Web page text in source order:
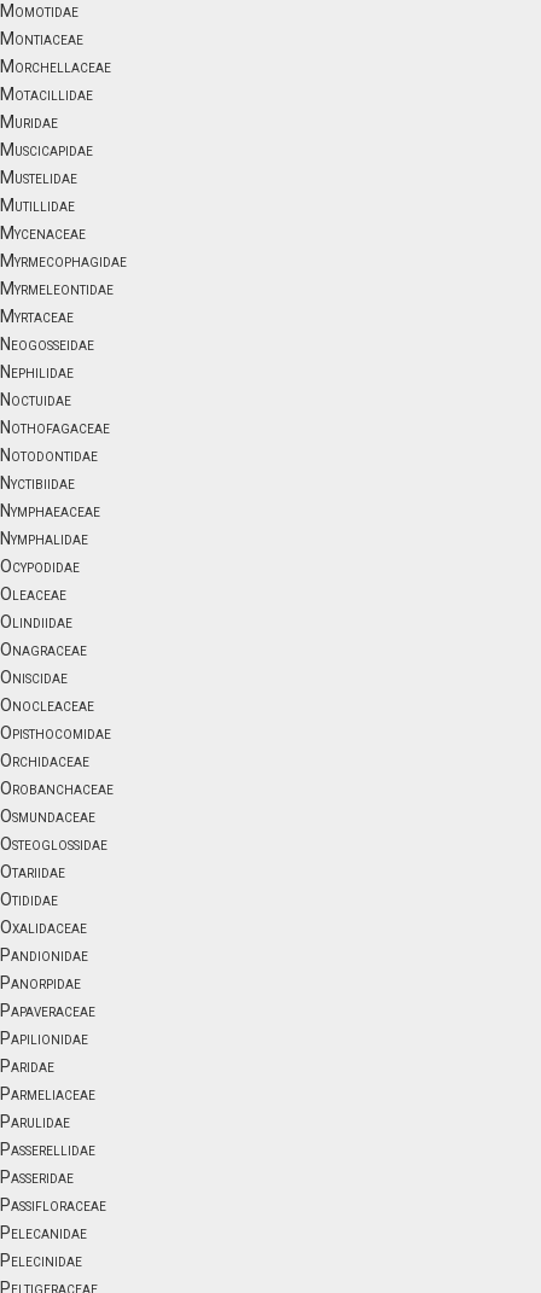
Momotidae
Montiaceae
Morchellaceae
Motacillidae
Muridae
Muscicapidae
Mustelidae
Mutillidae
Mycenaceae
Myrmecophagidae
Myrmeleontidae
Myrtaceae
Neogosseidae
Nephilidae
Noctuidae
Nothofagaceae
Notodontidae
Nyctibiidae
Nymphaeaceae
Nymphalidae
Ocypodidae
Oleaceae
Olindiidae
Onagraceae
Oniscidae
Onocleaceae
Opisthocomidae
Orchidaceae
Orobanchaceae
Osmundaceae
Osteoglossidae
Otariidae
Otididae
Oxalidaceae
Pandionidae
Panorpidae
Papaveraceae
Papilionidae
Paridae
Parmeliaceae
Parulidae
Passerellidae
Passeridae
Passifloraceae
Pelecanidae
Pelecinidae
Peltigeraceae